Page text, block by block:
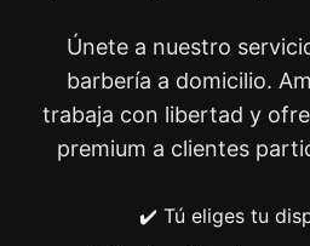
Únete a nuestro
barbería a domicilio.
trabaja con libertad y
premium a clientes
✔️ Tú eliges tu